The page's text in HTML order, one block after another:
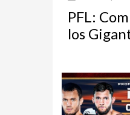
PFL:
los